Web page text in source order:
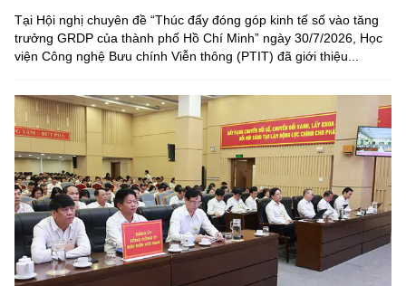
Tại Hội nghị chuyên đề “Thúc đẩy đóng góp kinh tế số vào tăng
trưởng GRDP của thành phố Hồ Chí Minh” ngày 30/7/2026, Học
viện Công nghệ Bưu chính Viễn thông (PTIT) đã giới thiệu...